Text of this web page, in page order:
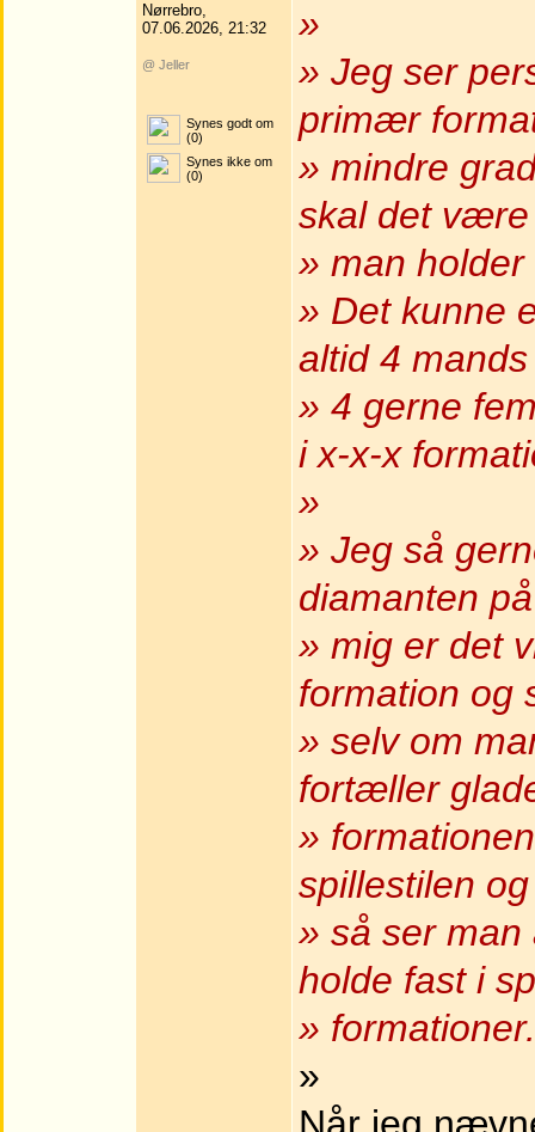
Nørrebro,
07.06.2026, 21:32
@ Jeller
Synes godt om
(0)
Synes ikke om
(0)
»
» Jeg ser
primær
» mindre
skal det
» man
» Det kunne
altid 4
» 4 gerne
i x-x-x
»
» Jeg så
diamanten
» mig er det
formation og
» selv om
fortæller
»
spillestilen
» så ser
holde fast i
»
»